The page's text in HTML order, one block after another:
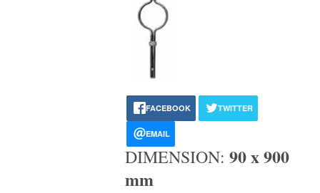
FACEBOOK TWITTER
EMAIL
DIMENSION: 90 x 900
mm